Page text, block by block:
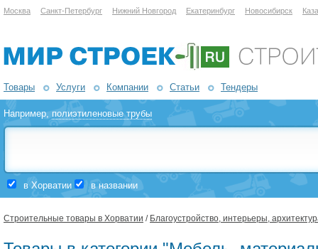
Москва Санкт-Петербург Нижний Новгород Екатеринбург Новосибирск
Товары Услуги Компании Статьи Тендеры
Например,полиэтиленовые трубы
в Хорватии в названии
Строительные товары в Хорватии / Благоустройство, интерьеры,